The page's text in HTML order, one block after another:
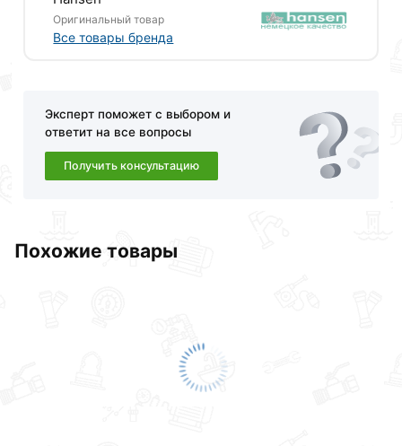
Наши профессиональные менеджеры обработают
заказ и свяжутся с Вами для согласования условий
описанием, характеристиками и отзывами.
сертифицирован,
соответствует всем стандартам качества. Возврат
Оригинальный товар
Все товары бренда
Эксперт поможет с выбором и
ответит на все вопросы
Получить консультацию
Похожие товары